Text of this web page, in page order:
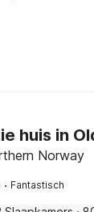
huis in
Norway
· Fantastisch